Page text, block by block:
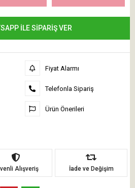
İLE SİPARİŞ VER
Fiyat Alarmı
Telefonla Sipariş
Ürün Önerileri
Alışveriş İade ve Değişim